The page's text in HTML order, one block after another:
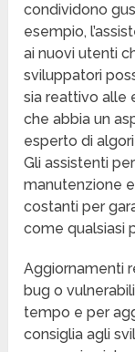
condividono
esempio,
ai nuovi utenti
sviluppatori
sia reattivo alle
che abbia un
esperto di
Gli assistenti
manutenzione
costanti per
come qualsiasi
Aggiornamenti
bug o
tempo e per
consiglia agli